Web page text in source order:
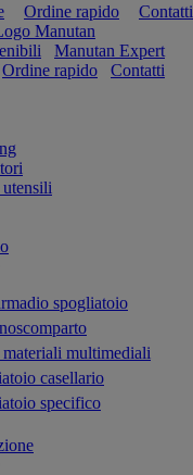
Ordine rapido Contatti
Manutan Expert
Ordine rapido
Contatti
spogliatoio
multimediali
casellario
specifico